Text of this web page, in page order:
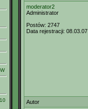
moderator2
Administrator
Postów: 2747
Data rejestracji: 08.03.07
Autor